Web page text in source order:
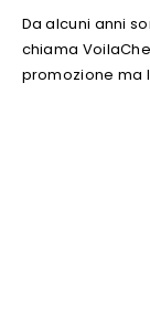
Da alcuni anni
chiama
promozione ma